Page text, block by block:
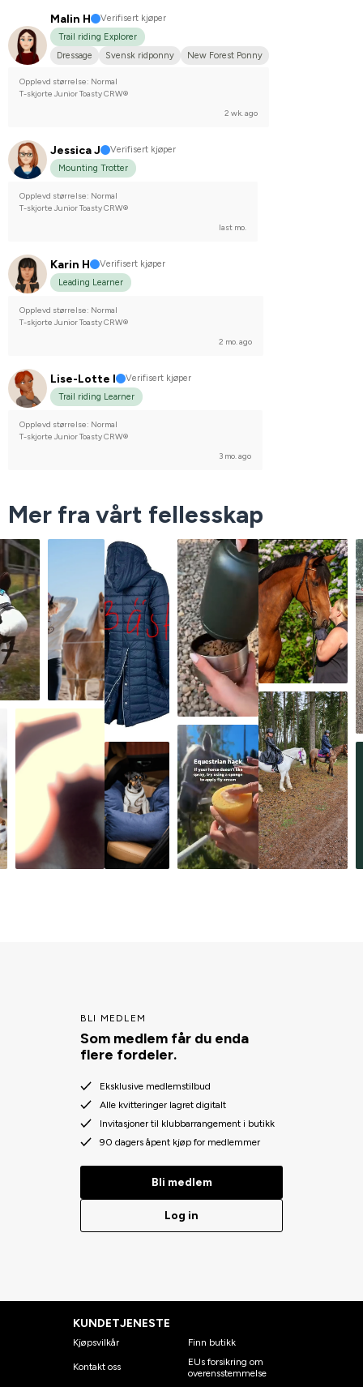
Malin H
Verifisert kjøper
Trail riding Explorer
Dressage
Svensk ridponny New Forest Ponny
Opplevd størrelse: Normal
T-skjorte Junior Toasty CRW®
2 wk. ago
Jessica J
Verifisert kjøper
Mounting Trotter
Opplevd størrelse: Normal
T-skjorte Junior Toasty CRW®
last mo.
Karin H
Verifisert kjøper
Leading Learner
Opplevd størrelse: Normal
T-skjorte Junior Toasty CRW®
2 mo. ago
Lise-Lotte I
Verifisert kjøper
Trail riding Learner
Opplevd størrelse: Normal
T-skjorte Junior Toasty CRW®
3 mo. ago
Mer fra vårt fellesskap
BLI MEDLEM
Som medlem får du enda
flere fordeler.
Eksklusive medlemstilbud
Alle kvitteringer lagret digitalt
Invitasjoner til klubbarrangement i butikk
90 dagers åpent kjøp for medlemmer
Bli medlem
Log in
KUNDETJENESTE
Kjøpsvilkår
Kontakt oss
Finn butikk
EUs forsikring om
overensstemmelse